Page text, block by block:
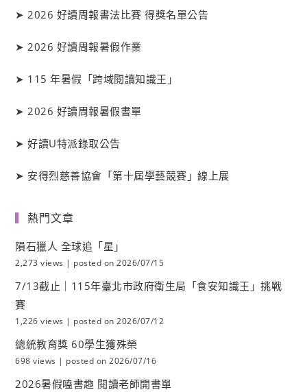
➤2026 好讀周報書法比賽 得獎名單公告
➤2026 好讀周報暑假作業
➤ 115 年暑假「跨域閱讀知識王」
➤2026 好讀周報暑假書單
➤好讀U特派錄取公告
➤ 安得烈慈善協會「第十屆學藝競賽」線上展
熱門文章
隕石獵人 全球追「星」
2,273 views | posted on 2026/07/15
7/13截止｜115年臺北市政府衛生局「食安知識王」挑戰
賽
1,226 views | posted on 2026/07/12
總統教育獎 60學生獲殊榮
698 views | posted on 2026/07/16
2026暑假嗑書趣 閱讀老師開書單